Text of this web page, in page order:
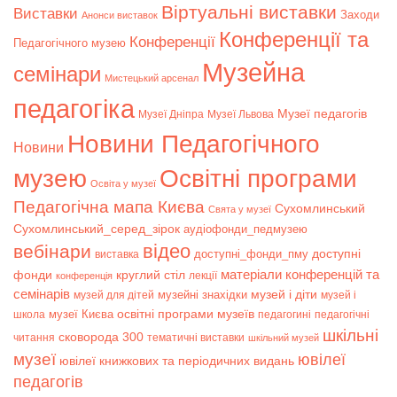
Bиставки Анонси виставок Віртуальні виставки Заходи
Педагогічного музею Конференції Конференції та
семінари Мистецький арсенал Музейна
педагогіка Музеї Дніпра Музеї Львова Музеї педагогів
Новини Новини Педагогічного
музею Освіта у музеї Освітні програми
Педагогічна мапа Києва Свята у музеї Сухомлинський
Сухомлинський_серед_зірок аудіофонди_педмузею
вебінари виставка відео доступні_фонди_пму доступні
фонди конференція круглий стіл лекції матеріали конференцій та
семінарів музей для дітей музейні знахідки музей і діти музей і
школа музеї Києва освітні програми музеїв педагогині педагогічні
читання сковорода 300 тематичні виставки шкільний музей шкільні
музеї ювілеї книжкових та періодичних видань ювілеї
педагогів